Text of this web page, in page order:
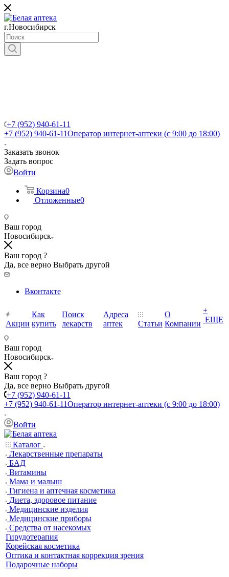
г.Новосибирск
+7 (952) 940-61-11
+7 (952) 940-61-11Оператор интернет-аптеки (с 9:00 до 18:00)
Заказать звонок
Задать вопрос
Войти
Корзина0
Отложенные0
Ваш город
Новосибирск
Ваш город ?
Да, все верно Выбрать другой
Вконтакте
Акции
Как
купить
Поиск
лекарств
Адреса
аптек
Статьи
О
Компании
+
ЕЩЕ
Ваш город
Новосибирск
Ваш город ?
Да, все верно Выбрать другой
+7 (952) 940-61-11
+7 (952) 940-61-11Оператор интернет-аптеки (с 9:00 до 18:00)
Войти
Каталог
Лекарственные препараты
БАД
Витамины
Мама и малыш
Гигиена и аптечная косметика
Диета, здоровое питание
Медицинские изделия
Медицинские приборы
Средства от насекомых
Гирудотерапия
Корейская косметика
Оптика и контактная коррекция зрения
Подарочные наборы